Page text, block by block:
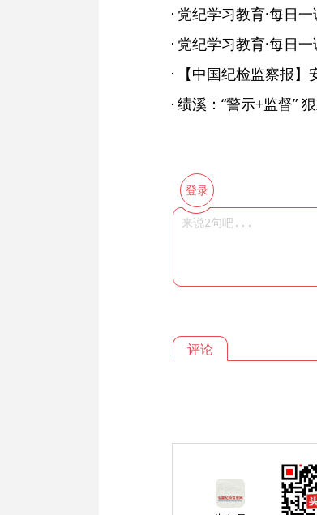
党纪学习教育·每日
绩溪：“警示+监督”
登录
评论